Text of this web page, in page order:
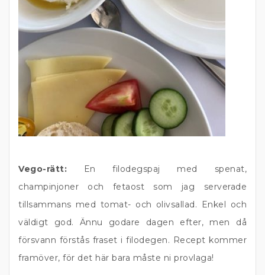
Vego-rätt: En filodegspaj med spenat,
champinjoner och fetaost som jag serverade
tillsammans med tomat- och olivsallad. Enkel och
väldigt god. Ännu godare dagen efter, men då
försvann förstås fraset i filodegen. Recept kommer
framöver, för det här bara måste ni provlaga!